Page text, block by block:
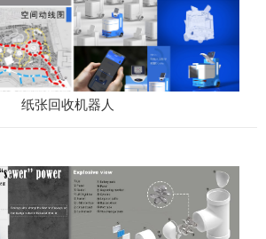
纸张回收机器人